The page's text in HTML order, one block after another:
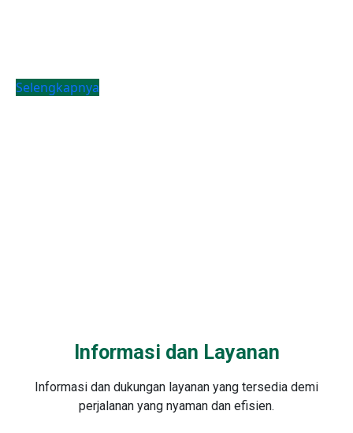
Selengkapnya
Informasi dan Layanan
Informasi dan dukungan layanan yang tersedia demi
perjalanan yang nyaman dan efisien.